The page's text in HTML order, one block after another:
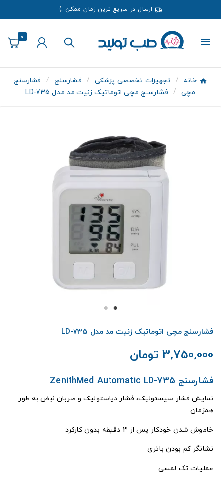
ارسال در سریع ترین زمان ممکن :)
0
خانه تجهیزات تخصصی پزشکی فشارسنج
فشارسنج
مچی
فشارسنج مچی اتوماتیک زنیت مد مدل LD-735
فشارسنج مچی اتوماتیک زنیت مد مدل LD-735
3,750,000 تومان
فشارسنج ZenithMed Automatic LD-735
نمایش فشار سیستولیک، فشار دیاستولیک و ضربان نبض به طور
همزمان
خاموش شدن خودکار پس از 3 دقیقه بدون کارکرد
نشانگر کم بودن باتری
عملیات تک لمسی